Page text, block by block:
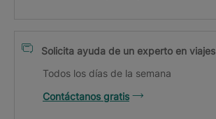
Solicita ayuda de un experto en viajes
Todos los días de la semana
Contáctanos gratis